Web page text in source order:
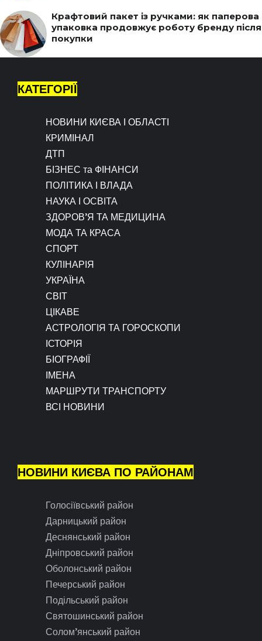
Крафтовий пакет із ручками: як паперова
упаковка продовжує роботу бренду після
покупки
КАТЕГОРІЇ
НОВИНИ КИЄВА І ОБЛАСТІ
КРИМІНАЛ
ДТП
БІЗНЕС та ФІНАНСИ
ПОЛІТИКА І ВЛАДА
НАУКА І ОСВІТА
ЗДОРОВ’Я ТА МЕДИЦИНА
МОДА ТА КРАСА
СПОРТ
КУЛІНАРІЯ
УКРАЇНА
СВІТ
ЦІКАВЕ
АСТРОЛОГІЯ ТА ГОРОСКОПИ
ІСТОРІЯ
БІОГРАФІЇ
ІМЕНА
МАРШРУТИ ТРАНСПОРТУ
ВСІ НОВИНИ
НОВИНИ КИЄВА ПО РАЙОНАМ
Голосіївський район
Дарницький район
Деснянський район
Дніпровський район
Оболонський район
Печерський район
Подільський район
Святошинський район
Солом’янський район